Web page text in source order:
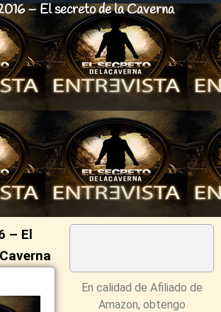
– El secreto de la Caverna
– El
En calidad de Afiliado de
Amazon, obtengo